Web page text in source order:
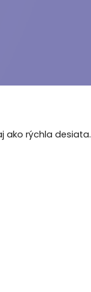
ako rýchla desiata.